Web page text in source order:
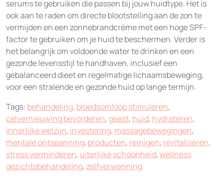
serums te gebruiken die passen bij jouw huidtype. Het is
ook aan te raden om directe blootstelling aan de zon te
vermijden en een zonnebrandcrème met een hoge SPF-
factor te gebruiken om je huid te beschermen. Verder is
het belangrijk om voldoende water te drinken en een
gezonde levensstijl te handhaven, inclusief een
gebalanceerd dieet en regelmatige lichaamsbeweging,
voor een stralende en gezonde huid op lange termijn.
Tags: behandeling, bloedsomloop stimuleren,
celvernieuwing bevorderen,geest, huid, hydrateren,
innerlijke welzijn, investering, massagebewegingen,
mentale ontspanning, producten, reinigen, revitaliseren,
stress verminderen, uiterlijke schoonheid,wellness
gezichtsbehandeling,zelfverwenning